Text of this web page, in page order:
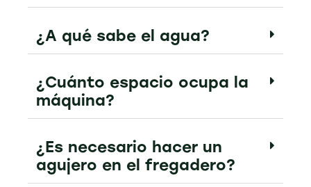
¿A qué sabe el agua?
¿Cuánto espacio ocupa la
máquina?
¿Es necesario hacer un
agujero en el fregadero?